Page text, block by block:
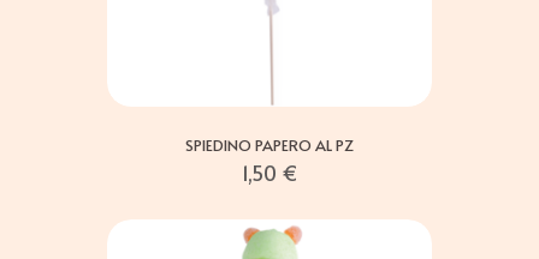
SPIEDINO PAPERO AL PZ
1,50 €